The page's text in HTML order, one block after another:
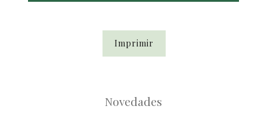
Imprimir
Novedades